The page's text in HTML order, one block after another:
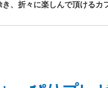
、折々に楽しんで頂けるカ